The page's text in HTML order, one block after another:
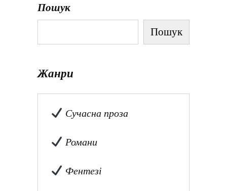
Пошук
Пошук
Жанри
Сучасна проза
Романи
Фентезі